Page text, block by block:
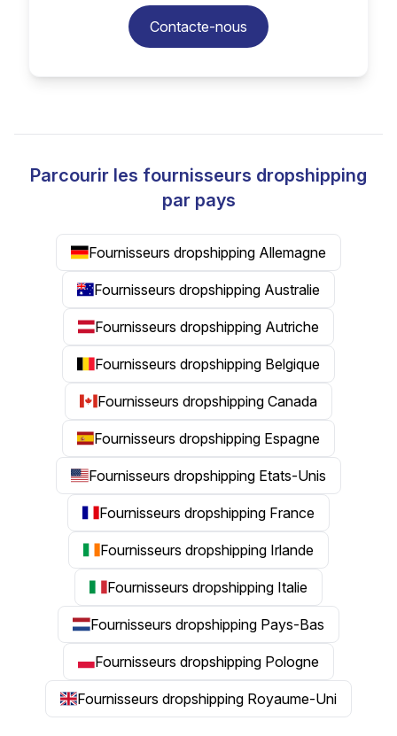
Contacte-nous
Parcourir les fournisseurs dropshipping
par pays
Fournisseurs dropshipping Allemagne
Fournisseurs dropshipping Australie
Fournisseurs dropshipping Autriche
Fournisseurs dropshipping Belgique
Fournisseurs dropshipping Canada
Fournisseurs dropshipping Espagne
Fournisseurs dropshipping Etats-Unis
Fournisseurs dropshipping France
Fournisseurs dropshipping Irlande
Fournisseurs dropshipping Italie
Fournisseurs dropshipping Pays-Bas
Fournisseurs dropshipping Pologne
Fournisseurs dropshipping Royaume-Uni